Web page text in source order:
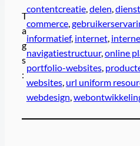
T
a
g
s
:
contentcreatie, delen
commerce,
informatief, internet,
navigatiestructuur, online
portfolio-websites,
websites, url uniform
webdesign